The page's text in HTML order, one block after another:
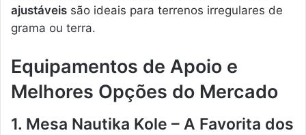
ajustáveis são ideais para terrenos irregulares de
grama ou terra.
Equipamentos de Apoio e
Melhores Opções do Mercado
1. Mesa Nautika Kole – A Favorita dos